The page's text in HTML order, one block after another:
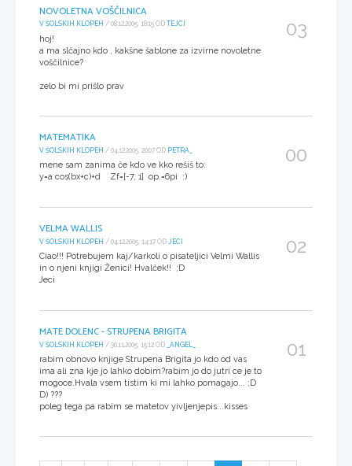
NOVOLETNA VOŠČILNICA
V ŠOLSKIH KLOPEH / 08.12.2005, 18:15 OD TEJCI
hoj!
a ma slčajno kdo , kakšne šablone za izvirne novoletne
voščilnice?
zelo bi mi prišlo prav
03
MATEMATIKA
V ŠOLSKIH KLOPEH / 04.12.2005, 20:07 OD PETRA_
mene sam zanima če kdo ve kko rešiš to:
y=a cos(bx+c)+d Zf=[-7, 1] op.=6pi :)
00
VELMA WALLIS
V ŠOLSKIH KLOPEH / 04.12.2005, 14:17 OD JECI
Ciao!!! Potrebujem kaj/karkoli o pisateljici Velmi Wallis
in o njeni knjigi Ženici! Hvalček!! ;D
Jeci
02
MATE DOLENC - STRUPENA BRIGITA
V ŠOLSKIH KLOPEH / 30.11.2005, 15:12 OD _ANGEL_
rabim obnovo knjige Strupena Brigita jo kdo od vas
ima ali zna kje jo lahko dobim?rabim jo do jutri ce je to
mogoce.Hvala vsem tistim ki mi lahko pomagajo... ;D
D) ???
poleg tega pa rabim se matetov yivljenjepis...kisses
01